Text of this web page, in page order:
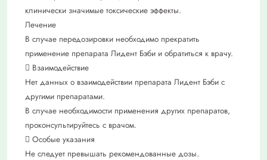
клинически значимые токсические эффекты.
Лечение
В случае передозировки необходимо прекратить
применение препарата Лидент Бэби и обратиться к врачу.
 Взаимодействие
Нет данных о взаимодействии препарата Лидент Бэби с
другими препаратами.
В случае необходимости применения других препаратов,
проконсультируйтесь с врачом.
 Особые указания
Не следует превышать рекомендованные дозы.